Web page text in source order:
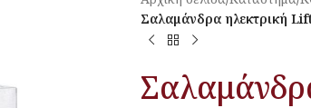
Σαλαμάνδρα ηλεκτρική